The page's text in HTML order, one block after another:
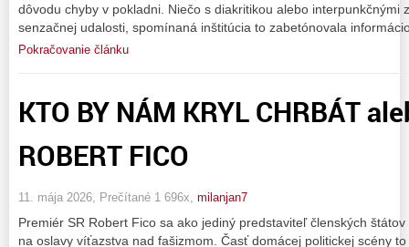
dôvodu chyby v pokladni. Niečo s diakritikou alebo interpunkčnými
senzačnej udalosti, spomínaná inštitúcia to zabetónovala
Pokračovanie článku
KTO BY NÁM KRYL CHRBÁT
ROBERT FICO
11. mája 2026, Prečítané 1 696x, milanjan7
Premiér SR Robert Fico sa ako jediný predstaviteľ členských
na oslavy víťazstva nad fašizmom. Časť domácej politickej scény